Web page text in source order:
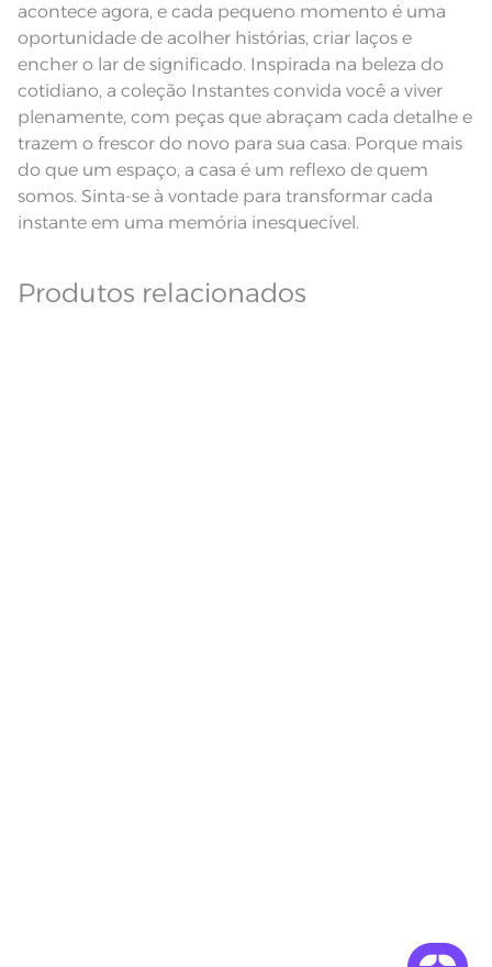
Fios Fio Cardado
acontece agora, e cada pequeno momento é uma
oportunidade de acolher histórias, criar laços e
encher o lar de significado. Inspirada na beleza do
cotidiano, a coleção Instantes convida você a viver
plenamente, com peças que abraçam cada detalhe e
trazem o frescor do novo para sua casa. Porque mais
do que um espaço, a casa é um reflexo de quem
somos. Sinta-se à vontade para transformar cada
instante em uma memória inesquecível.
Produtos relacionados